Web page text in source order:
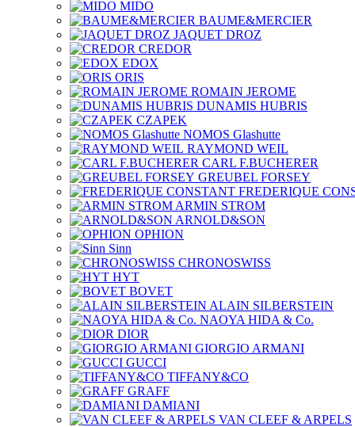
MIDO
BAUME&MERCIER
JAQUET DROZ
CREDOR
EDOX
ORIS
ROMAIN JEROME
DUNAMIS HUBRIS
CZAPEK
NOMOS Glashutte
RAYMOND WEIL
CARL F.BUCHERER
GREUBEL FORSEY
FREDERIQUE
ARMIN STROM
ARNOLD&SON
OPHION
Sinn
CHRONOSWISS
HYT
BOVET
ALAIN SILBERSTEIN
NAOYA HIDA & Co.
DIOR
GIORGIO ARMANI
GUCCI
TIFFANY&CO
GRAFF
DAMIANI
VAN CLEEF & ARPELS